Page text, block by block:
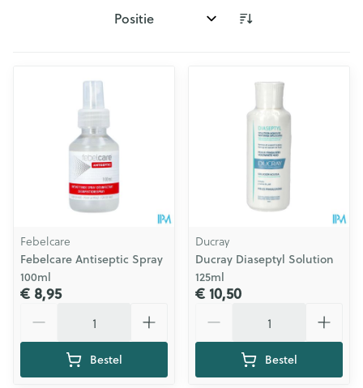
Sorteer op:
Febelcare
Febelcare Antiseptic Spray
100ml
€ 8,95
Bestel
Ducray
Ducray Diaseptyl Solution
125ml
€ 10,50
Bestel